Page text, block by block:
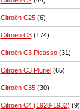
Citroën C25(6)
Citroën C3(174)
Citroën C3 Picasso(31)
Citroën C3 Pluriel(65)
Citroën C35(30)
Citroën C4 (1928-1932) (9)